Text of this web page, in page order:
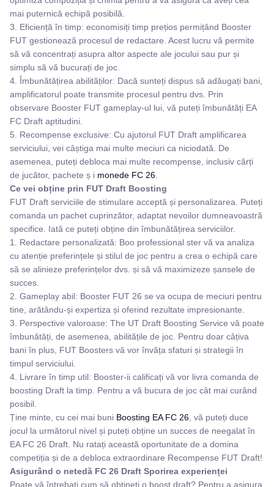
mai puternică echipă posibilă.
3. Eficiență în timp: economisiți timp prețios permițând Booster
FUT gestionează procesul de redactare. Acest lucru vă permite
să vă concentrați asupra altor aspecte ale jocului sau pur și
simplu să vă bucurați de joc.
4. Îmbunătățirea abilităților: Dacă sunteți dispus să adăugați bani,
amplificatorul poate transmite procesul pentru dvs. Prin
observare Booster FUT gameplay-ul lui, vă puteți îmbunătăți EA
FC Draft aptitudini.
5. Recompense exclusive: Cu ajutorul FUT Draft amplificarea
serviciului, vei câștiga mai multe meciuri ca niciodată. De
asemenea, puteți debloca mai multe recompense, inclusiv cărți
de jucător, pachete ș i monede FC 26
Ce vei obține prin FUT Draft Boosting
FUT Draft serviciile de stimulare acceptă și personalizarea. Puteți
comanda un pachet cuprinzător, adaptat nevoilor dumneavoastră
specifice. Iată ce puteți obține din îmbunătățirea serviciilor.
1. Redactare personalizată: Boo professional ster vă va analiza
cu atenție preferințele și stilul de joc pentru a crea o echipă care
să se alinieze preferințelor dvs. și să vă maximizeze șansele de
succes.
2. Gameplay abil: Booster FUT 26 se va ocupa de meciuri pentru
tine, arătându-și expertiza și oferind rezultate impresionante.
3. Perspective valoroase: The UT Draft Boosting Service vă poate
îmbunătăți, de asemenea, abilitățile de joc. Pentru doar câțiva
bani în plus, FUT Boosters vă vor învăța sfaturi și strategii în
timpul serviciului.
4. Livrare în timp util: Booster-ii calificați vă vor livra comanda de
boosting Draft la timp. Pentru a vă bucura de joc cât mai curând
posibil.
Ține minte, cu cei mai buni Boosting EA FC 26 , vă puteți duce
jocul la următorul nivel și puteți obține un succes de neegalat în
EA FC 26 Draft. Nu ratați această oportunitate de a domina
competiția și de a debloca extraordinare Recompense FUT Draft!
Asigurând o netedă FC 26 Draft Sporirea experienței
Poate vă întrebați cum să obțineți o boost draft? Pentru a asigura